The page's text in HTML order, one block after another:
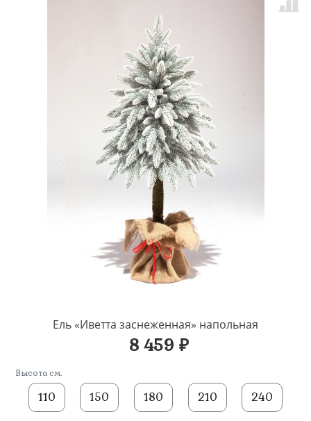
Ель «Иветта заснеженная» напольная
8 459 ₽
Высота см.
110 150 180 210 240